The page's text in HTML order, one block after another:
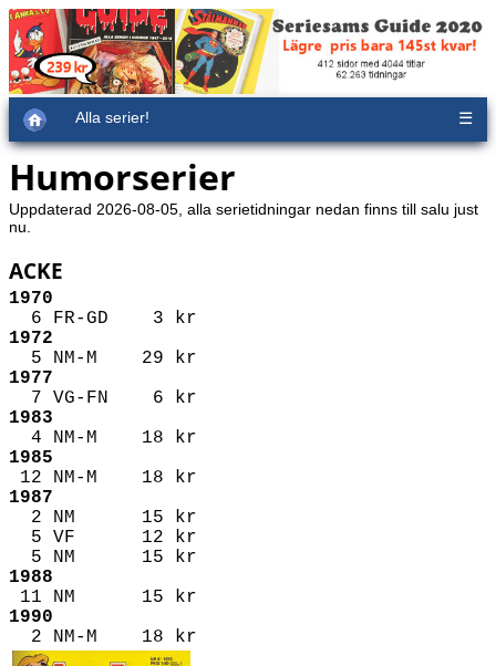
Alla serier! ☰
Humorserier
Uppdaterad 2026-08-05, alla serietidningar nedan finns till salu just
nu.
ACKE
1970
6 FR-GD 3 kr
1972
5 NM-M 29 kr
1977
7 VG-FN 6 kr
1983
4 NM-M 18 kr
1985
12 NM-M 18 kr
1987
2 NM 15 kr
5 VF 12 kr
5 NM 15 kr
1988
11 NM 15 kr
1990
2 NM-M 18 kr